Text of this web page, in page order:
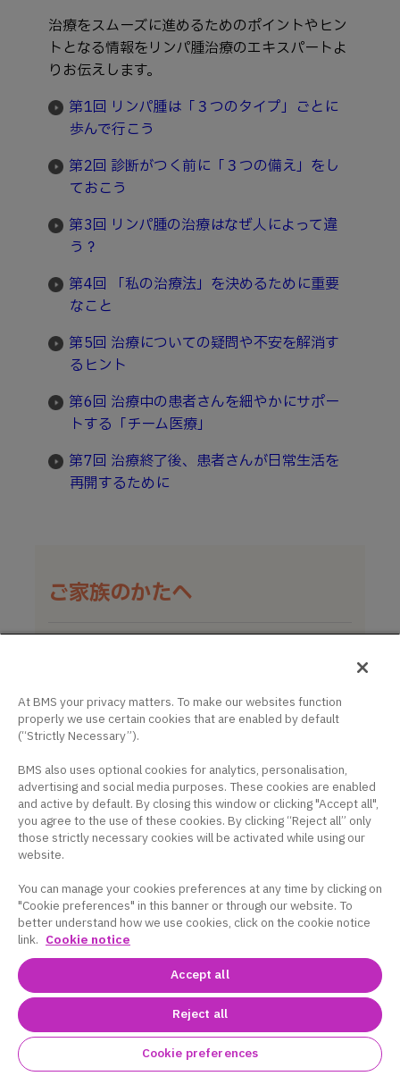
治療をスムーズに進めるためのポイントやヒン
トとなる情報をリンパ腫治療のエキスパートよ
りお伝えします。
第1回 リンパ腫は「３つのタイプ」ごとに
歩んで行こう
第2回 診断がつく前に「３つの備え」をし
ておこう
第3回 リンパ腫の治療はなぜ人によって違
う？
第4回 「私の治療法」を決めるために重要
なこと
第5回 治療についての疑問や不安を解消す
るヒント
第6回 治療中の患者さんを細やかにサポー
トする「チーム医療」
第7回 治療終了後、患者さんが日常生活を
再開するために
ご家族のかたへ
臨床研究センター長、HTLV-1研究センター長
宇都宮 與（うつのみや あたえ）先生
要なポイントを分かりやすくご紹介したコ
ンテンツです。
家族にできること
こころのケアを受けたいとき
At BMS your privacy matters. To make our websites function
properly we use certain cookies that are enabled by default
(“Strictly Necessary”).
BMS also uses optional cookies for analytics, personalisation,
advertising and social media purposes. These cookies are enabled
and active by default. By closing this window or clicking "Accept all",
you agree to the use of these cookies. By clicking “Reject all” only
those strictly necessary cookies will be activated while using our
website.
You can manage your cookies preferences at any time by clicking on
"Cookie preferences" in this banner or through our website. To
better understand how we use cookies, click on the cookie notice
link. Cookie notice
Accept all
Reject all
Cookie preferences